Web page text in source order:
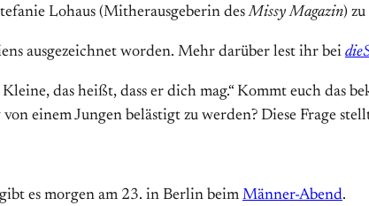
Lohaus (Mitherausgeberin desMissy Magazin)
ausgezeichnet worden. Mehr darüber lest ihr bei
das heißt, dass er dich mag.“ Kommt euch das
einem Jungen belästigt zu werden? Diese Frage
es morgen am 23. in Berlin beim Männer-Abend.